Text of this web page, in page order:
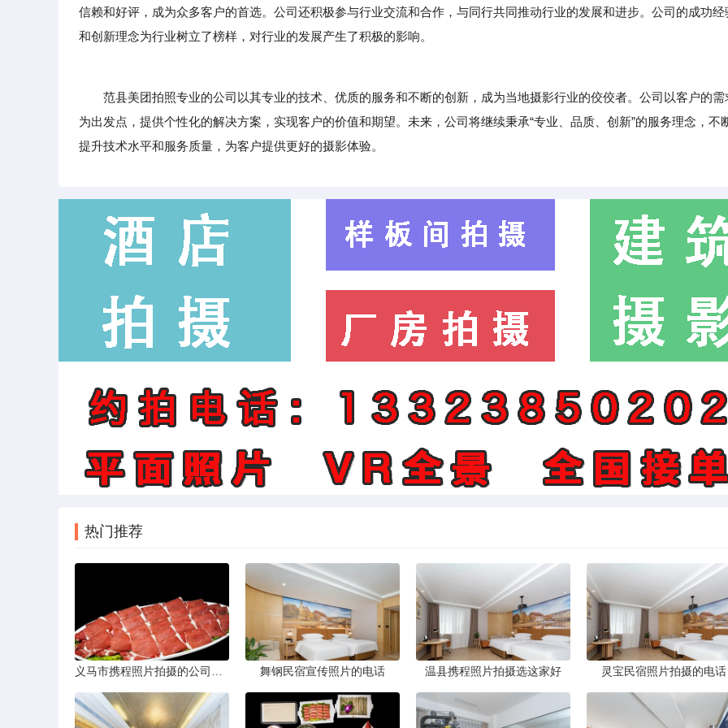
信赖和好评，成为众多客户的首选。公司还积极参与行业交流和合作，与同行共同推动行业的发展和进步。公司的成功经
和创新理念为行业树立了榜样，对行业的发展产生了积极的影响。
范县美团拍照专业的公司以其专业的技术、优质的服务和不断的创新，成为当地摄影行业的佼佼者。公司以客户的需
为出发点，提供个性化的解决方案，实现客户的价值和期望。未来，公司将继续秉承“专业、品质、创新”的服务理念，不
提升技术水平和服务质量，为客户提供更好的摄影体验。
热门推荐
舞钢民宿宣传照片的电话 温县携程照片拍摄选这家好 灵宝民宿照片拍摄的电话